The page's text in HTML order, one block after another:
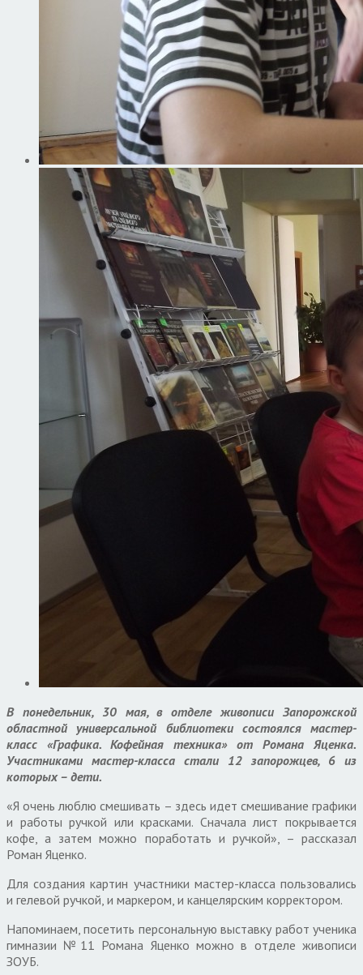
В понедельник, 30 мая, в отделе живописи Запорожской
областной универсальной библиотеки состоялся мастер-
класс «Графика. Кофейная техника» от Романа Яценка.
Участниками мастер-класса стали 12 запорожцев, 6 из
которых – дети.
«Я очень люблю смешивать – здесь идет смешивание графики
и работы ручкой или красками. Сначала лист покрывается
кофе, а затем можно поработать и ручкой», – рассказал
Роман Яценко.
Для создания картин участники мастер-класса пользовались
и гелевой ручкой, и маркером, и канцелярским корректором.
Напоминаем, посетить персональную выставку работ ученика
гимназии №11 Романа Яценко можно в отделе живописи
ЗОУБ.